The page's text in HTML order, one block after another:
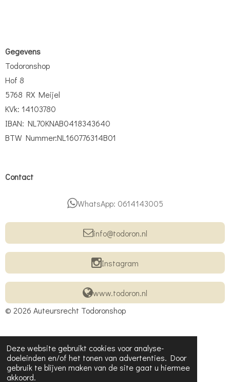
Deze website gebruikt cookies voor analyse-
doeleinden en/of het tonen van advertenties. Door
gebruik te blijven maken van de site gaat u hiermee
akkoord.
Gegevens
Todoronshop
Hof 8
5768 RX Meijel
KVk: 14103780
IBAN: NL70KNAB0418343640
BTW Nummer:NL160776314B01
Contact
WhatsApp: 0614143005
info@todoron.nl
Instagram
www.todoron.nl
© 2026 Auteursrecht Todoronshop